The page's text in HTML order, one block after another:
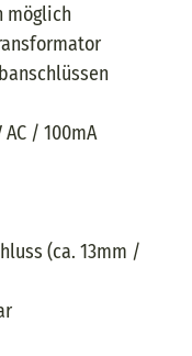
möglich
/ 100mA
(ca. 13mm /